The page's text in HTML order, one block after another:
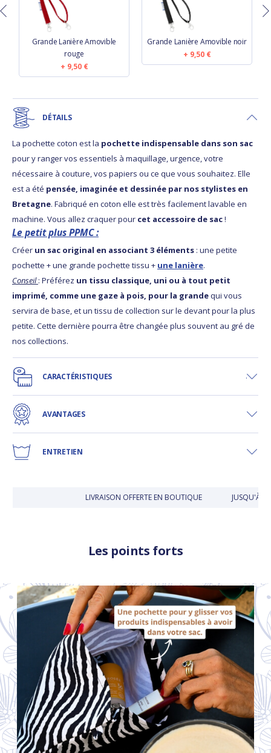
Grande Lanière Amovible
rouge
9,50 €
Grande Lanière Amovible noir
9,50 €
DÉTAILS
La pochette coton est la pochette indispensable dans son sac
pour y ranger vos essentiels à maquillage, urgence, votre
nécessaire à couture, vos papiers ou ce que vous souhaitez. Elle
est a été pensée, imaginée et dessinée par nos stylistes en
Bretagne. Fabriqué en coton elle est très facilement lavable en
machine. Vous allez craquer pour cet accessoire de sac!
Le petit plus PPMC :
Créer un sac original en associant 3 éléments : une petite
pochette + une grande pochette tissu + une lanière.
Conseil: Préférez un tissu classique, uni ou à tout petit
imprimé, comme une gaze à pois, pour la grandequi vous
servira de base, et un tissu de collection sur le devant pour la plus
petite. Cette dernière pourra être changée plus souvent au gré de
nos collections.
CARACTÉRISTIQUES
AVANTAGES
ENTRETIEN
LIVRAISON OFFERTE EN BOUTIQUE JUSQU'À
Les points forts